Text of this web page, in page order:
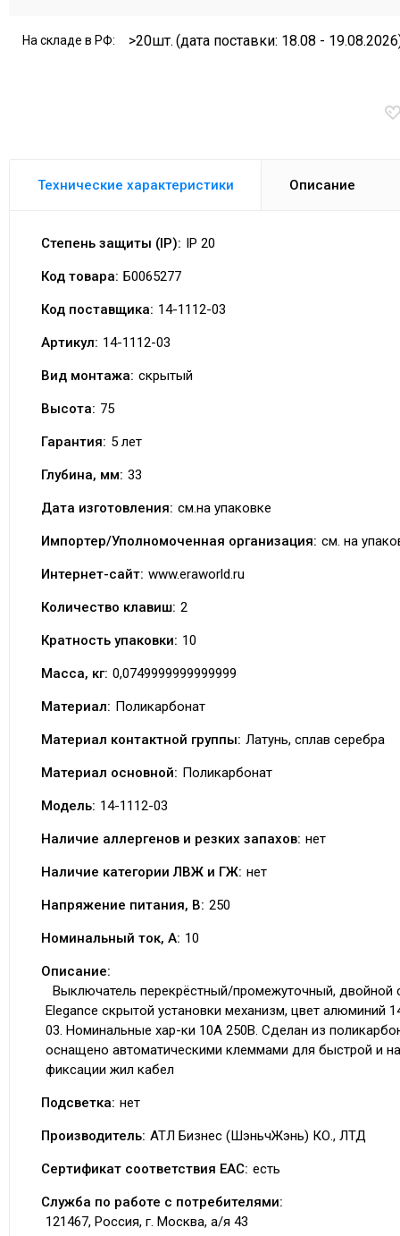
На складе в РФ: >20шт. (дата поставки: 18.08 -
Технические характеристики Описание
Степень защиты (IP): IP 20
Код товара: Б0065277
Код поставщика: 14-1112-03
Артикул: 14-1112-03
Вид монтажа: скрытый
Высота: 75
Гарантия: 5 лет
Глубина, мм: 33
Дата изготовления: см.на упаковке
Импортер/Уполномоченная организация: см. на
Интернет-сайт: www.eraworld.ru
Количество клавиш: 2
Кратность упаковки: 10
Масса, кг: 0,0749999999999999
Материал: Поликарбонат
Материал контактной группы: Латунь, сплав серебра
Материал основной: Поликарбонат
Модель: 14-1112-03
Наличие аллергенов и резких запахов: нет
Наличие категории ЛВЖ и ГЖ: нет
Напряжение питания, В: 250
Номинальный ток, А: 10
Описание:
Выключатель перекрёстный/промежуточный, двойной
Elegance скрытой установки механизм, цвет алюминий
03. Номинальные хар-ки 10А 250В. Сделан из
оснащено автоматическими клеммами для быстрой и
фиксации жил кабел
Подсветка: нет
Производитель: АТЛ Бизнес (ШэньчЖэнь) КО., ЛТД
Сертификат соответствия EAC: есть
Служба по работе с потребителями:
121467, Россия, г. Москва, а/я 43